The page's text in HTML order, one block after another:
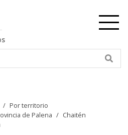
Por territorio
de Palena
Chaitén